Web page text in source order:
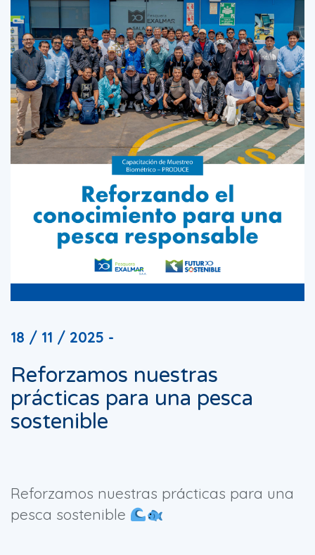
18 / 11 / 2025 -
Reforzamos nuestras
prácticas para una pesca
sostenible
Reforzamos nuestras prácticas para una
pesca sostenible